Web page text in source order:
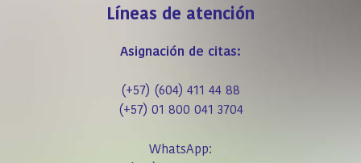
Líneas de atención
Asignación de citas:
(+57) (604) 411 44 88
(+57) 01 800 041 3704
WhatsApp: